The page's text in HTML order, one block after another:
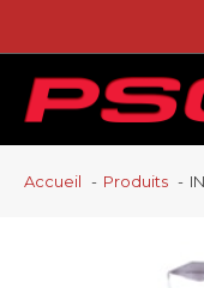
Accueil Produits